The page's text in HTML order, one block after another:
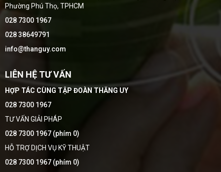
Phường Phú Thọ, TPHCM
028 7300 1967
028 38649791
info@thanguy.com
LIÊN HỆ TƯ VẤN
HỢP TÁC CÙNG TẬP ĐOÀN THĂNG UY
028 7300 1967
TƯ VẤN GIẢI PHÁP
028 7300 1967 (phím 0)
HỖ TRỢ DỊCH VỤ KỸ THUẬT
028 7300 1967 (phím 0)